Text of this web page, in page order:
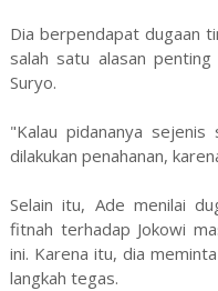
Dia berpendapat dugaan
salah satu alasan
Suryo.
"Kalau pidananya
dilakukan penahanan,
Selain itu, Ade menilai
fitnah terhadap Jokowi
ini. Karena itu, dia
langkah tegas.